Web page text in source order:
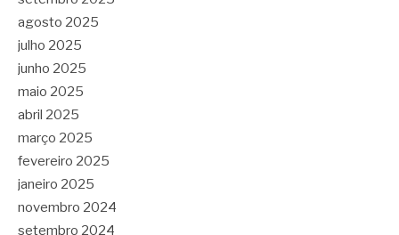
agosto 2025
julho 2025
junho 2025
maio 2025
abril 2025
março 2025
fevereiro 2025
janeiro 2025
novembro 2024
setembro 2024